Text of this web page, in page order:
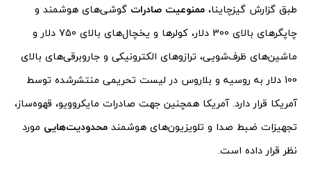
طبق گزارش گیزچاینا، ممنوعیت صادرات گوشی‌های هوشمند و
چاپگرهای بالای 300 دلار، کولرها و یخچال‌های بالای 750 دلار و
ماشین‌های ظرف‌شویی، ترازوهای الکترونیکی و جاروبرقی‌های بالای
100 دلار به روسیه و بلاروس در لیست تحریمی منتشرشده توسط
آمریکا قرار دارد. آمریکا همچنین جهت صادرات مایکروویو، قهوه‌ساز،
تجهیزات ضبط صدا و تلویزیون‌های هوشمند محدودیت‌هایی مورد
نظر قرار داده است.